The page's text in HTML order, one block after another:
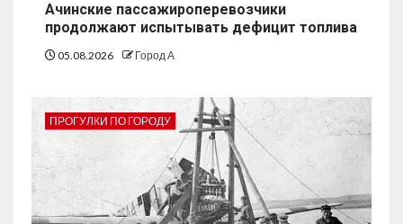
Ачинские пассажироперевозчики
продолжают испытывать дефицит топлива
05.08.2026 Город А
ПРОГУЛКИ ПО ГОРОДУ